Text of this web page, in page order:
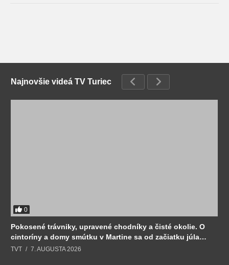
Najnovšie videá TV Turiec
0
Pokosené trávniky, upravené chodníky a čisté okolie. O
cintoríny a domy smútku v Martine sa od začiatku júla
stará Sociálny podnik.
TVT 7. AUGUSTA 2026